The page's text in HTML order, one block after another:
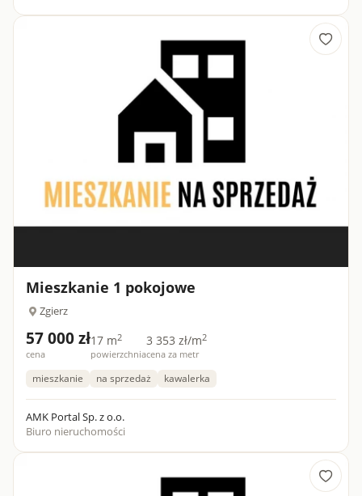
Mieszkanie 1 pokojowe
Zgierz
57 000 zł
cena
17 m2
powierzchnia
3 353 zł/m2
cena za metr
mieszkanie na sprzedaż kawalerka
AMK Portal Sp. z o.o.
Biuro nieruchomości